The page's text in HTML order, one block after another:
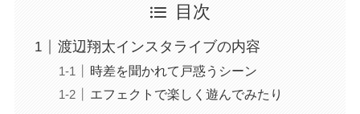
目次
渡辺翔太インスタライブの内容
時差を聞かれて戸惑うシーン
エフェクトで楽しく遊んでみたり